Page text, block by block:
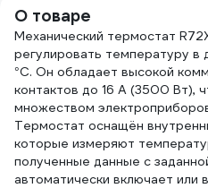
О товаре
Механический термостат
регулировать температуру в
°C. Он обладает высокой
контактов до 16 А (3500 Вт),
множеством
Термостат оснащён
которые измеряют
полученные данные с
автоматически включает или